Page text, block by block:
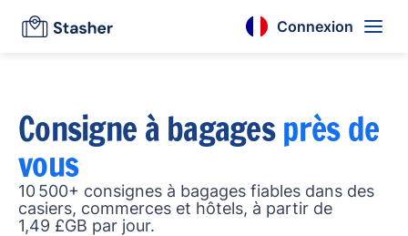
Connexion
Consigne à bagagesprès de
vous
10 500+ consignes à bagages fiables dans des
casiers, commerces et hôtels, à partir de
1,49 £GB par jour.